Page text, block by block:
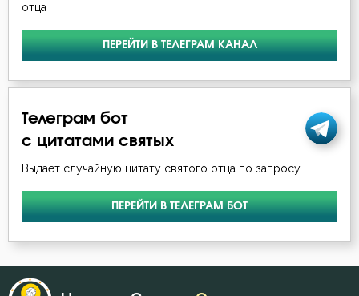
отца
ПЕРЕЙТИ В ТЕЛЕГРАМ КАНАЛ
Телеграм бот
с цитатами святых
Выдает случайную цитату святого отца по запросу
ПЕРЕЙТИ В ТЕЛЕГРАМ БОТ